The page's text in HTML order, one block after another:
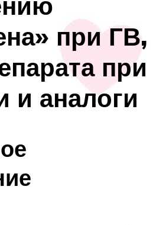
при ГВ,
при
и аналоги